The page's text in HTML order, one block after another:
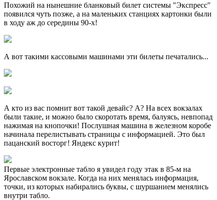
Похожий на нынешние бланковый билет системы "Экспресс"
появился чуть позже, а на маленьких станциях картонки были
в ходу аж до середины 90-х!
А вот такими кассовыми машинами эти билеты печатались...
А кто из вас помнит вот такой девайс? А? На всех вокзалах
были такие, и можно было скоротать время, балуясь, невпопад
нажимая на кнопочки! Послушная машина в железном коробе
начинала перелистывать страницы с информацией. Это был
пацанский восторг! Яндекс курит!
Первые электронные табло я увидел году этак в 85-м на
Ярославском вокзале. Когда на них менялась информация,
точки, из которых набирались буквы, с шуршанием менялись
внутри табло.